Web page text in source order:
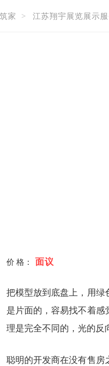
家 > 江苏翔宇展览展示
价 格： 面议
把模型放到底盘上，用
是片面的，容易找不着
理是完全不同的，光的反
聪明的开发商在没有售房